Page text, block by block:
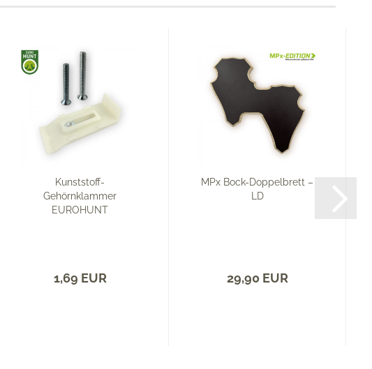
Kunststoff-
Gehörnklammer
EUROHUNT
1,69 EUR
MPx Bock-Doppelbrett –
LD
29,90 EUR